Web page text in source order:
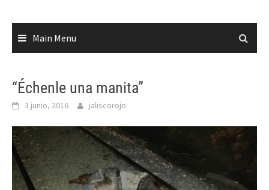
Main Menu
“Échenle una manita”
3 junio, 2016 jaliscorojo